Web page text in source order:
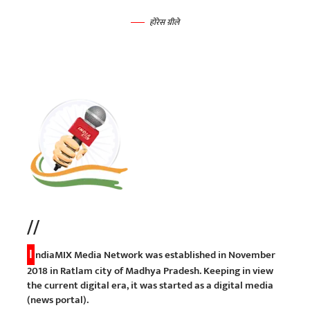
होरेस ग्रीले
//
I ndiaMIX Media Network was established in November
2018 in Ratlam city of Madhya Pradesh. Keeping in view
the current digital era, it was started as a digital media
(news portal).